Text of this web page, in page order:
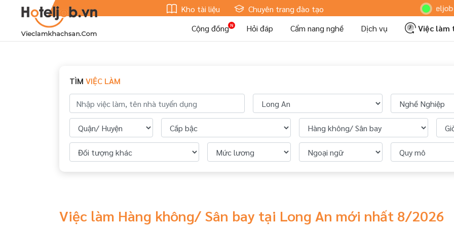
Kho tài liệu Chuyên trang đào tạo Hoteljob
Cộng đồng
Hỏi đáp Cẩm nang nghề Dịch vụ
Việc làm
TÌM VIỆC LÀM
Việc làm Hàng không/ Sân bay tại Long An mới nhất 8/2026